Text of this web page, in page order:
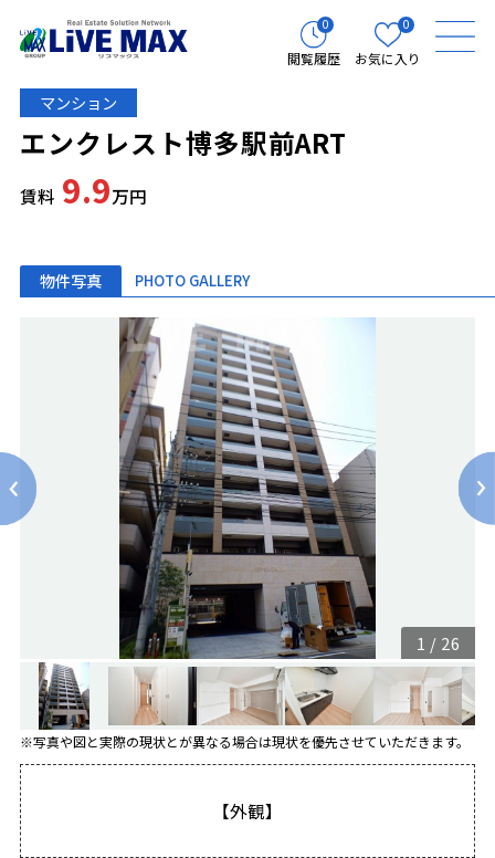
0
閲覧履歴
0
お気に入り
マンション
エンクレスト博多駅前ART
賃料 9.9万円
物件写真 PHOTO GALLERY
1 / 26
※写真や図と実際の現状とが異なる場合は現状を優先させていただきます。
【外観】